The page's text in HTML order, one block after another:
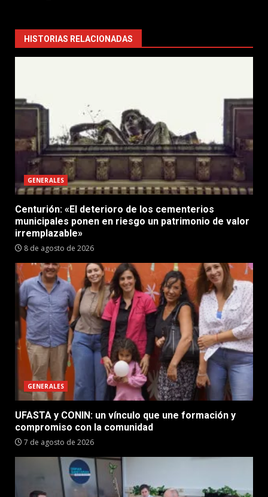
HISTORIAS RELACIONADAS
GENERALES
Centurión: «El deterioro de los cementerios
municipales ponen en riesgo un patrimonio de valor
irremplazable»
8 de agosto de 2026
GENERALES
UFASTA y CONIN: un vínculo que une formación y
compromiso con la comunidad
7 de agosto de 2026